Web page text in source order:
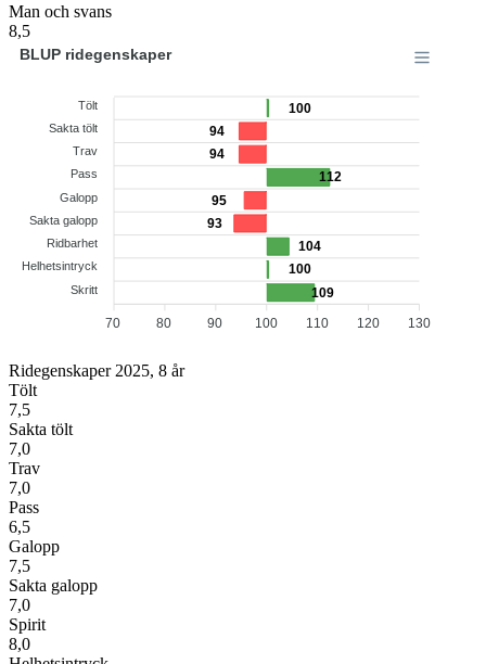
Man och svans
8,5
100
94
94
112
95
93
104
100
109
Tölt
Sakta tölt
Trav
Pass
Galopp
Sakta galopp
Ridbarhet
Helhetsintryck
Skritt
130
120
110
100
90
80
70
BLUP ridegenskaper
Ridegenskaper 2025, 8 år
Tölt
7,5
Sakta tölt
7,0
Trav
7,0
Pass
6,5
Galopp
7,5
Sakta galopp
7,0
Spirit
8,0